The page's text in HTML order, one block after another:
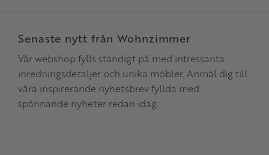
Senaste nytt från Wohnzimmer
Vår webshop fylls ständigt på med intressanta
inredningsdetaljer och unika möbler. Anmäl dig till
våra inspirerande nyhetsbrev fyllda med
spännande nyheter redan idag.